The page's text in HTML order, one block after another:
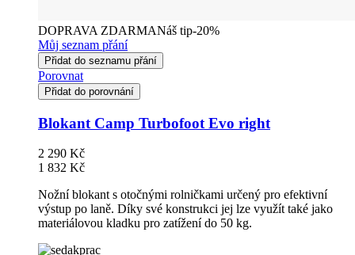
DOPRAVA ZDARMANáš tip-20%
Můj seznam přání
Přidat do seznamu přání
Porovnat
Přidat do porovnání
Blokant Camp Turbofoot Evo right
2 290 Kč
1 832 Kč
Nožní blokant s otočnými rolničkami určený pro efektivní
výstup po laně. Díky své konstrukci jej lze využít také jako
materiálovou kladku pro zatížení do 50 kg.